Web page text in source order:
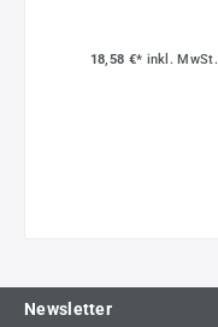
18,58 €* inkl. MwSt.
Newsletter